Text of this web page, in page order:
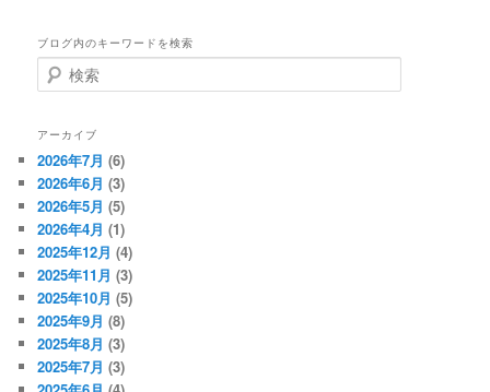
ブログ内のキーワードを検索
検
索
アーカイブ
2026年7月 (6)
2026年6月 (3)
2026年5月 (5)
2026年4月 (1)
2025年12月 (4)
2025年11月 (3)
2025年10月 (5)
2025年9月 (8)
2025年8月 (3)
2025年7月 (3)